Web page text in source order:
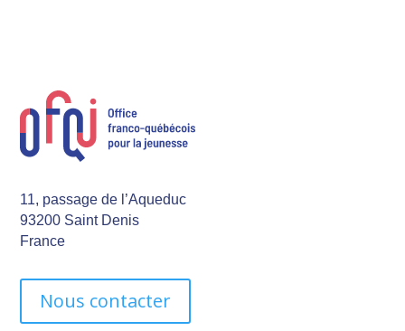
11, passage de l’Aqueduc
93200 Saint Denis
France
Nous contacter